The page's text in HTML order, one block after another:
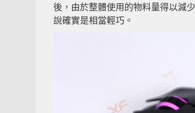
後，由於整體使用的物料量得以減
說確實是相當輕巧。